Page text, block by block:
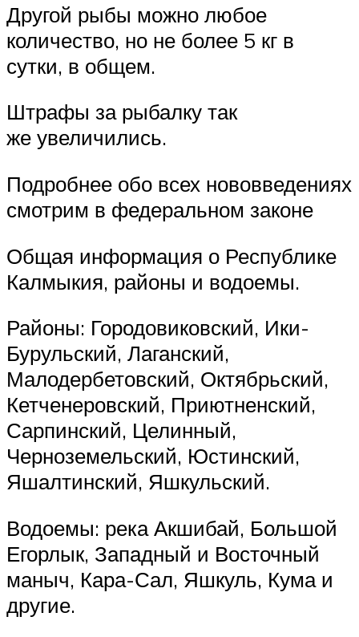
Другой рыбы можно любое
количество, но не более 5 кг в
сутки, в общем.
Штрафы за рыбалку так
же увеличились.
Подробнее обо всех нововведениях
смотрим в федеральном законе
Общая информация о Республике
Калмыкия, районы и водоемы.
Районы: Городовиковский, Ики-
Бурульский, Лаганский,
Малодербетовский, Октябрьский,
Кетченеровский, Приютненский,
Сарпинский, Целинный,
Черноземельский, Юстинский,
Яшалтинский, Яшкульский.
Водоемы: река Акшибай, Большой
Егорлык, Западный и Восточный
маныч, Кара-Сал, Яшкуль, Кума и
другие.